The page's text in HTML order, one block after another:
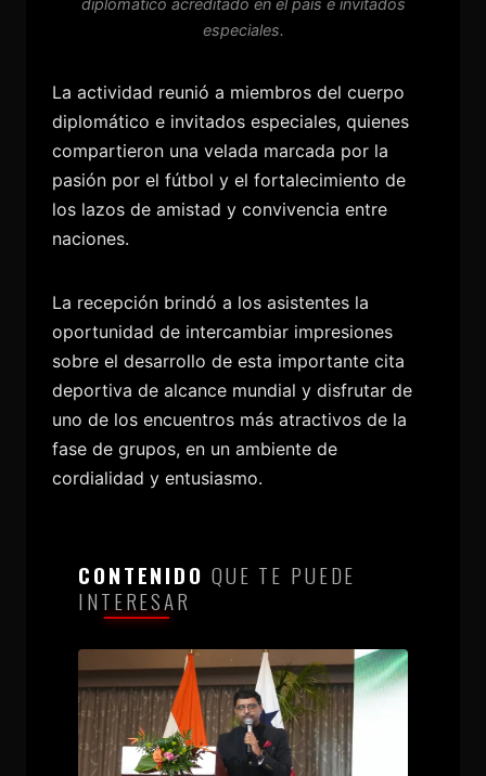
diplomático acreditado en el país e invitados
especiales.
La actividad reunió a miembros del cuerpo
diplomático e invitados especiales, quienes
compartieron una velada marcada por la
pasión por el fútbol y el fortalecimiento de
los lazos de amistad y convivencia entre
naciones.
La recepción brindó a los asistentes la
oportunidad de intercambiar impresiones
sobre el desarrollo de esta importante cita
deportiva de alcance mundial y disfrutar de
uno de los encuentros más atractivos de la
fase de grupos, en un ambiente de
cordialidad y entusiasmo.
CONTENIDO QUE TE PUEDE
INTERESAR